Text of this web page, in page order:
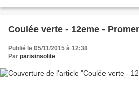
Coulée verte - 12eme -
Publié le 05/11/2015 à 12:38
Par parisinsolite